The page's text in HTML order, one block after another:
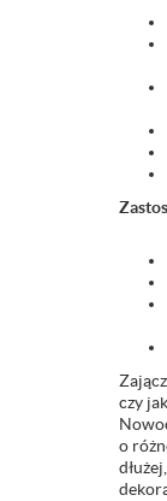
czy
o